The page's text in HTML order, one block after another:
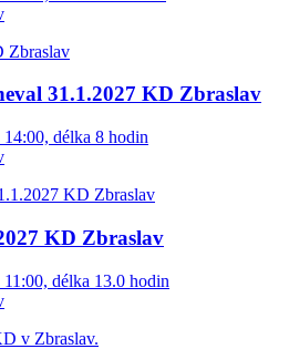
Zbraslav
31.1.2027 KD Zbraslav
délka 8 hodin
KD Zbraslav
KD Zbraslav
délka 13.0 hodin
v Zbraslav.